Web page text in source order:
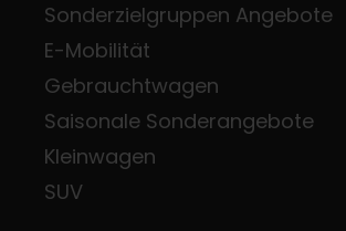
Sonderzielgruppen Angebote
E-Mobilität
Gebrauchtwagen
Saisonale Sonderangebote
Kleinwagen
SUV